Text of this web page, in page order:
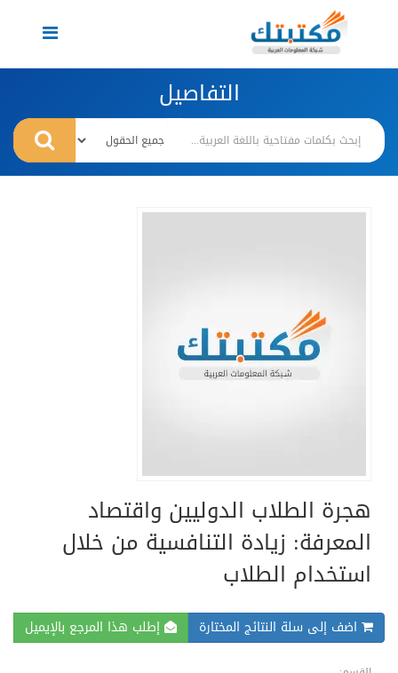
Toggle
navigation
التفاصيل
هجرة الطلاب الدوليين واقتصاد
المعرفة: زيادة التنافسية من خلال
استخدام الطلاب
اضف إلى سلة النتائج المختارة إطلب هذا المرجع بالإيميل